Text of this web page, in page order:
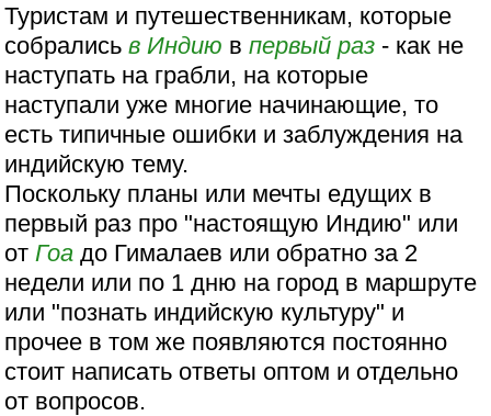
Туристам и путешественникам, которые
собралисьв Индию впервый раз - как не
наступать на грабли, на которые
наступали уже многие начинающие, то
есть типичные ошибки и заблуждения на
индийскую тему.
Поскольку планы или мечты едущих в
первый раз про "настоящую Индию" или
от Гоа до Гималаев или обратно за 2
недели или по 1 дню на город в маршруте
или "познать индийскую культуру" и
прочее в том же появляются постоянно
стоит написать ответы оптом и отдельно
от вопросов.